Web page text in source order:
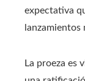
expectativa
lanzamientos
La proeza es